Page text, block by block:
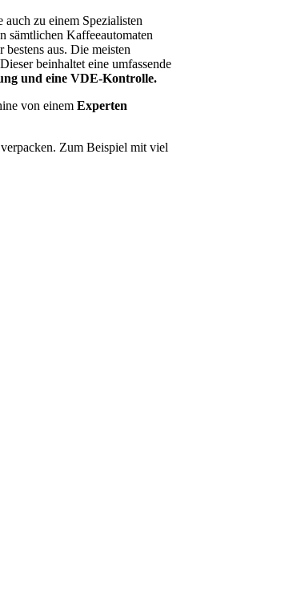
zu einem Spezialisten
sämtlichen Kaffeeautomaten
aus. Die meisten
beinhaltet eine umfassende
und eine VDE-Kontrolle.
von einem Experten
Zum Beispiel mit viel